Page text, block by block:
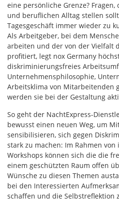
eine persönliche Grenze?
und beruflichen Alltag stellen
Tagesgeschäft immer wieder zu
Als Arbeitgeber, bei dem
arbeiten und der von der Vielfalt
profitiert, legt nox Germany
diskriminierungsfreies
Unternehmensphilosophie,
Arbeitsklima von Mitarbeitenden
werden sie bei der Gestaltung
So geht der NachtExpress-
bewusst einen neuen Weg, um
sensibilisieren, sich gegen
stark zu machen: Im Rahmen von
Workshops können sich die die
einem geschützten Raum offen
Wünsche zu diesen Themen
bei den Interessierten
schaffen und die Selbstreflektion